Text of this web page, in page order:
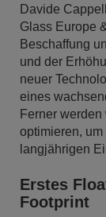
Davide
Glass Europe
Beschaffung
und der
neuer
eines
Ferner
optimieren,
langjährigen
Erstes
Footprint